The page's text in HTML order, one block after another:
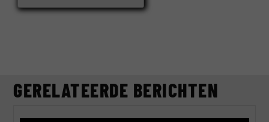
GERELATEERDE BERICHTEN